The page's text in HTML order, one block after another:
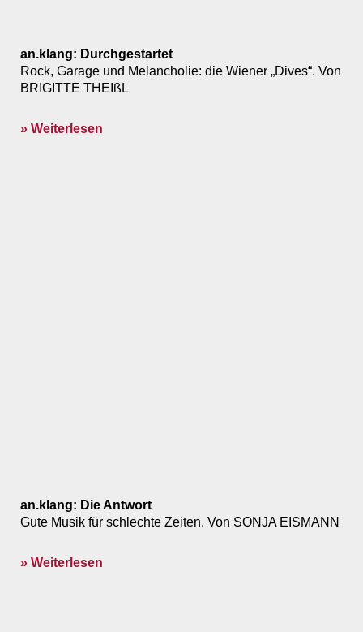
an.klang: Durchgestartet
Rock, Garage und Melancholie: die Wiener „Dives“. Von
BRIGITTE THEIßL
» Weiterlesen
an.klang: Die Antwort
Gute Musik für schlechte Zeiten. Von SONJA EISMANN
» Weiterlesen